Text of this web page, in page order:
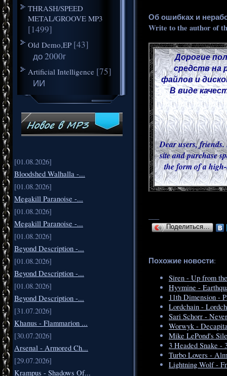
THRASH/SPEED
METAL/GROOVE MP3
[1499]
Old Demo,EP [43]
до 2000г
Artificial Intelligence [75]
ИИ
[01.08.2026]
Bloodshed Walhalla -...
[01.08.2026]
Megakill Paranoise -...
[01.08.2026]
Megakill Paranoise -...
[01.08.2026]
Beyond Description -...
[01.08.2026]
Beyond Description -...
[01.08.2026]
Beyond Description -...
[31.07.2026]
Khanus - Flammarion ...
[30.07.2026]
Arsenal - Armored Ch...
[29.07.2026]
Krampus - Shadows Of...
Об ошибках и
Write to the author of
Дорогие
средств на
файлов и
В виде
Dear users,
site and purchase
the form of a
Поделиться…
Похожие новости:
Siren - Up from
Hyvmine -
11th Dimension -
Lordchain -
Sari Schorr -
Worwyk -
Mike LePond's
3 Headed Snake -
Turbo Lovers -
Lightning Wolf -